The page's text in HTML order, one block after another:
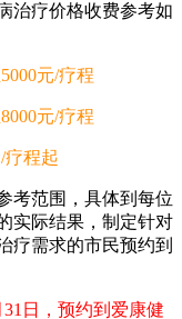
治疗价格收费参考如
元/疗程
元/疗程
程起
范围，具体到每位
实际结果，制定针对
疗需求的市民预约到
31日，预约到爱康健